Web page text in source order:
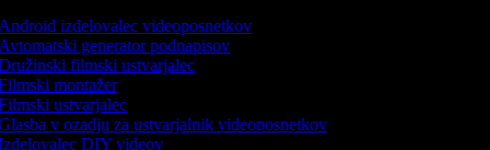
izdelovalec videoposnetkov
generator podnapisov
filmski ustvarjalec
montažer
ustvarjalec
v ozadju za ustvarjalnik videoposnetkov
DIY videov